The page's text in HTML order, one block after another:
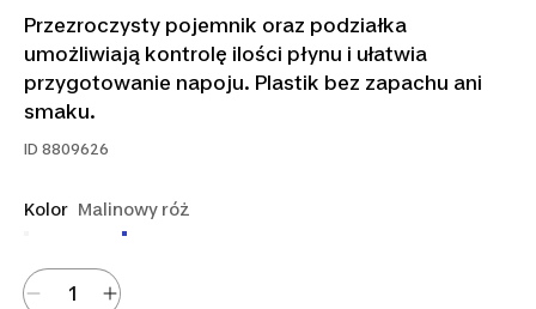
Przezroczysty pojemnik oraz podziałka
umożliwiają kontrolę ilości płynu i ułatwia
przygotowanie napoju. Plastik bez zapachu ani
smaku.
ID 8809626
Kolor Malinowy róż